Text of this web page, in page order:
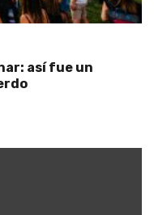
así fue un